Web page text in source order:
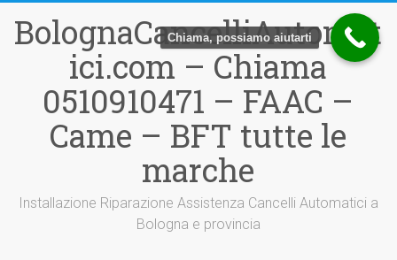
contenuto
BolognaCancelliAutomat
ici.com – Chiama
0510910471 – FAAC –
Came – BFT tutte le
marche
Installazione Riparazione Assistenza Cancelli Automatici a
Bologna e provincia
Chiama, possiamo aiutarti